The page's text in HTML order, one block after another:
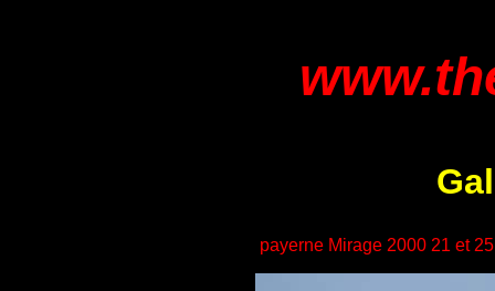
payerne Mirage 2000 21 et